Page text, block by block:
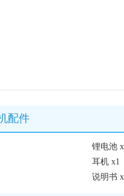
配件
锂电池
耳机 x1
说明书